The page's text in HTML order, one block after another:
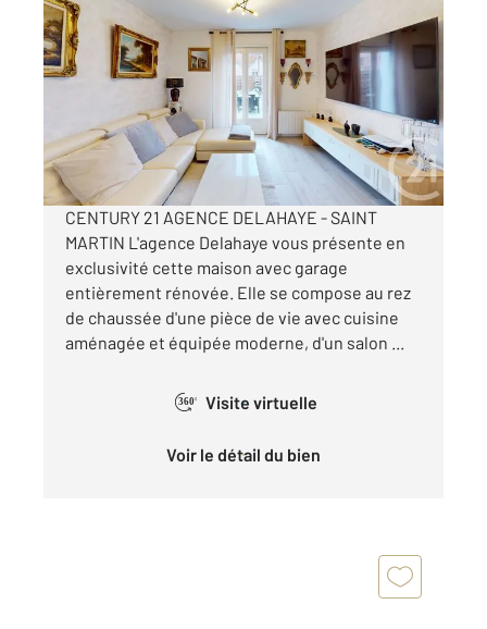
ST QUENTIN 02
103,18 m2 , 5 pièces
Ref : 12245
Maison à vendre
139 100 €
Visiter le site dédié
CENTURY 21 AGENCE DELAHAYE - SAINT
MARTIN L'agence Delahaye vous présente en
exclusivité cette maison avec garage
entièrement rénovée. Elle se compose au rez
de chaussée d'une pièce de vie avec cuisine
aménagée et équipée moderne, d'un salon ...
360° Visite virtuelle
Voir le détail du bien